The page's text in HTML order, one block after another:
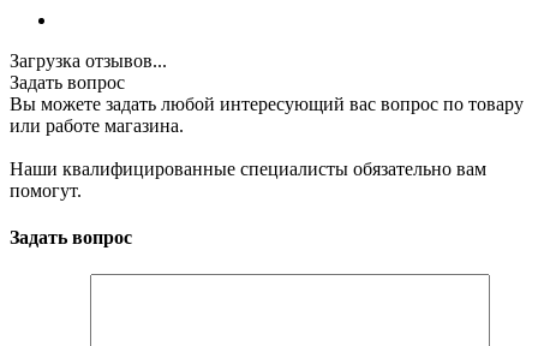
Загрузка отзывов...
Задать вопрос
Вы можете задать любой интересующий вас вопрос по товару
или работе магазина.
Наши квалифицированные специалисты обязательно вам
помогут.
Задать вопрос